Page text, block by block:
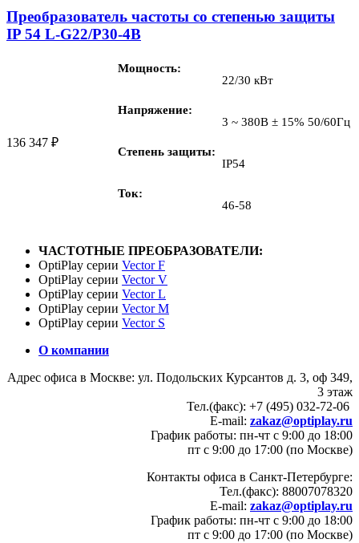
Преобразователь частоты со степенью защиты
IP 54 L-G22/P30-4B
136 347 ₽
Мощность
22/30 кВт
Напряжение
3 ~ 380В ± 15% 50/60Гц
Степень защиты
IP54
Ток
46-58
ЧАСТОТНЫЕ ПРЕОБРАЗОВАТЕЛИ:
OptiPlay серии Vector F
OptiPlay серии Vector V
OptiPlay серии Vector L
OptiPlay серии Vector M
OptiPlay серии Vector S
О компании
Адрес офиса в Москве: ул. Подольских Курсантов д. 3, оф 349,
3 этаж
Тел.(факс): +7 (495) 032-72-06
E-mail: zakaz@optiplay.ru
График работы: пн-чт с 9:00 до 18:00
пт с 9:00 до 17:00 (по Москве)
Контакты офиса в Санкт-Петербурге:
Тел.(факс): 88007078320
E-mail: zakaz@optiplay.ru
График работы: пн-чт с 9:00 до 18:00
пт с 9:00 до 17:00 (по Москве)